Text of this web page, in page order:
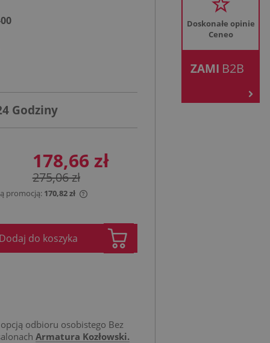
Godziny
178,66 zł
275,06 zł
promocją: 170,82 zł
jest najniższa
kiedy produkt
Dodaj do koszyka
odbioru osobistego Bez
Armatura Kozłowski.
Doskonałe opinie
Ceneo
ZAMI B2B